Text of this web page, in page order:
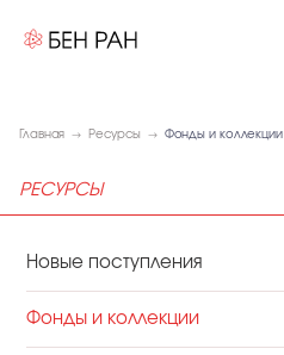
Главная Ресурсы Фонды и коллекции
РЕСУРСЫ
Новые поступления
Фонды и коллекции